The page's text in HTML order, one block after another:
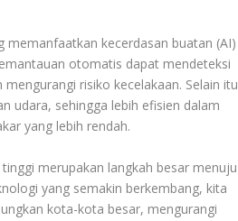
kecerdasan buatan (AI)
otomatis dapat mendeteksi
risiko kecelakaan. Selain
udara, sehingga lebih efisien dalam
yang lebih rendah.
merupakan langkah besar menuju
yang semakin berkembang, kita
kota-kota besar, mengurangi